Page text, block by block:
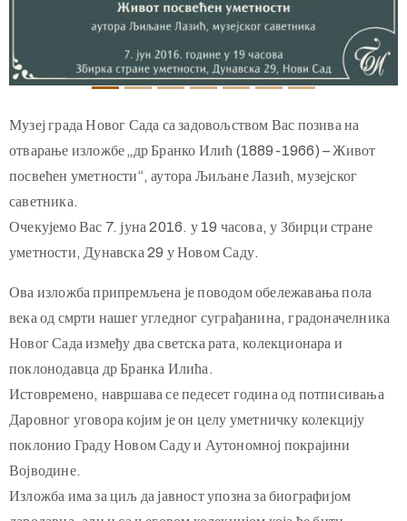
Музеј града Новог Сада са задовољством Вас позива на
отварање изложбе „др Бранко Илић (1889-1966) – Живот
посвећен уметности“, аутора Љиљане Лазић, музејског
саветника.
Очекујемо Вас 7. јуна 2016. у 19 часова, у Збирци стране
уметности, Дунавска 29 у Новом Саду.
Ова изложба припремљена је поводом обележавања пола
века од смрти нашег угледног суграђанина, градоначелника
Новог Сада између два светска рата, колекционара и
поклонодавца др Бранка Илића.
Истовремено, навршава се педесет година од потписивања
Даровног уговора којим је он целу уметничку колекцију
поклонио Граду Новом Саду и Аутономној покрајини